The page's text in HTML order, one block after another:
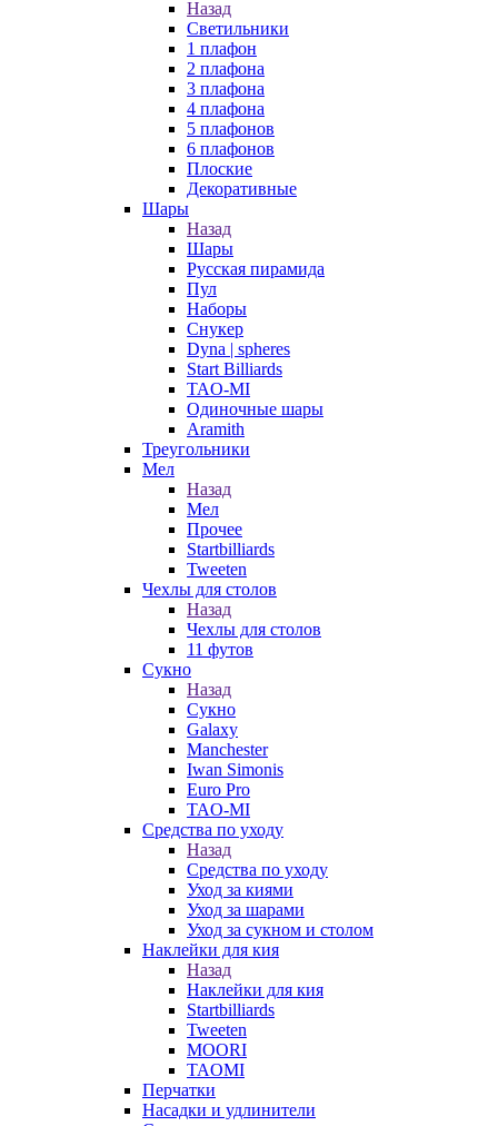
Назад
Светильники
1 плафон
2 плафона
3 плафона
4 плафона
5 плафонов
6 плафонов
Плоские
Декоративные
Шары
Назад
Шары
Русская пирамида
Пул
Наборы
Снукер
Dyna | spheres
Start Billiards
TAO-MI
Одиночные шары
Aramith
Треугольники
Мел
Назад
Мел
Прочее
Startbilliards
Tweeten
Чехлы для столов
Назад
Чехлы для столов
11 футов
Сукно
Назад
Сукно
Galaxy
Manchester
Iwan Simonis
Euro Pro
TAO-MI
Средства по уходу
Назад
Средства по уходу
Уход за киями
Уход за шарами
Уход за сукном и столом
Наклейки для кия
Назад
Наклейки для кия
Startbilliards
Tweeten
MOORI
TAOMI
Перчатки
Насадки и удлинители